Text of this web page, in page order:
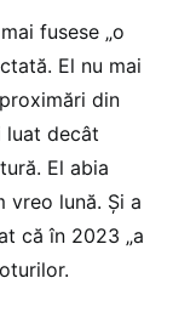
fusese „o
El nu mai
din
luat decât
El abia
vreo lună. Și a
că în 2023 „a